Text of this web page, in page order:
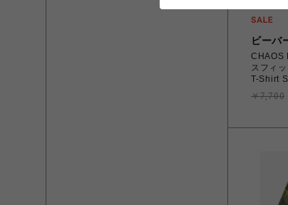
ビーバ
CHAOS
スフィ
T-Shirt
￥7,700